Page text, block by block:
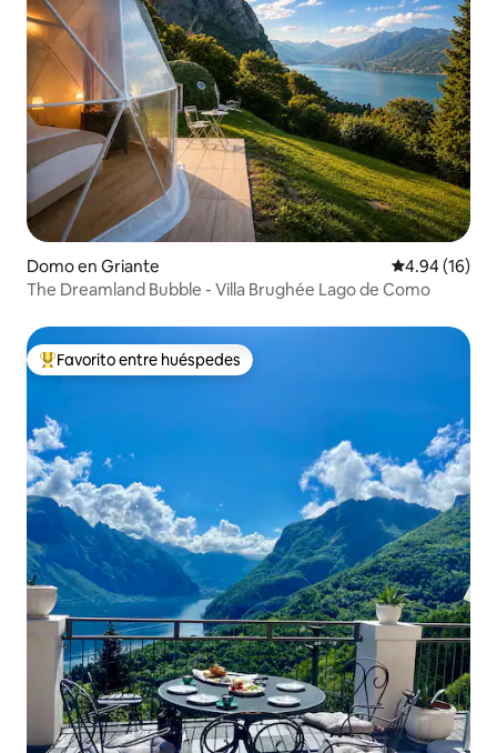
Domo en Griante Calificación
4.94 (16)
The Dreamland Bubble - Villa Brughée Lago de Como
Favorito entre huéspedes preferido
Favorito entre huéspedes